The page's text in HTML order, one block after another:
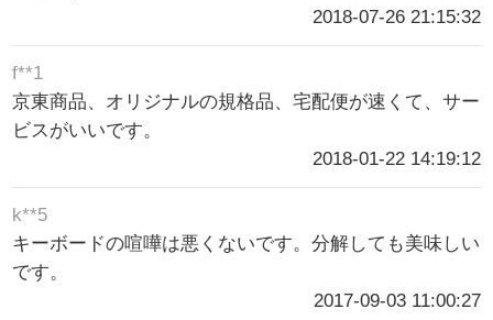
2018-07-26 21:15:32
f**1
京東商品、オリジナルの規格品、宅配便が速くて、サー
ビスがいいです。
2018-01-22 14:19:12
k**5
キーボードの喧嘩は悪くないです。分解しても美味しい
です。
2017-09-03 11:00:27